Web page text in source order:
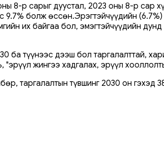
8-р сарыг дуустал, 2023 оны 8-р сар
9.7% болж өссөн.Эрэгтэйчүүдийн
их байгаа бол, эмэгтэйчүүдийн
ба түүнээс дээш бол таргалалттай,
"эрүүл жингээ хадгалах, эрүүл
таргалалтын түвшинг 2030 он